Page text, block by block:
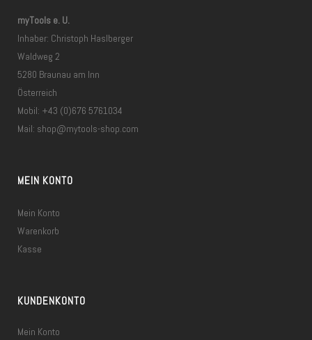
myTools e. U.
Inhaber: Christoph Haslberger
Waldweg 2
5280 Braunau am Inn
Österreich
Mobil: +43 (0)676 5761034
Mail: shop@mytools-shop.com
MEIN KONTO
Mein Konto
Warenkorb
Kasse
KUNDENKONTO
Mein Konto